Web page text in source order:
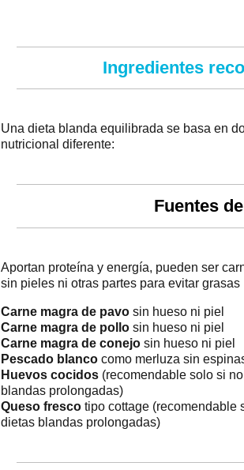
Ingredientes
Una dieta blanda equilibrada se basa en
nutricional diferente:
Fuentes
Aportan proteína y energía, pueden ser
sin pieles ni otras partes para evitar grasas
Carne magra de pavo sin hueso ni piel
Carne magra de pollo sin hueso ni piel
Carne magra de conejo sin hueso ni piel
Pescado blanco como merluza sin
Huevos cocidos (recomendable solo si
blandas prolongadas)
Queso fresco tipo cottage (recomendable
dietas blandas prolongadas)